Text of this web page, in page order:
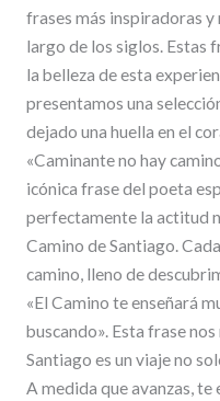
frases más inspiradoras
largo de los siglos. Estas
la belleza de esta
presentamos una
dejado una huella en el
«Caminante no hay
icónica frase del poeta
perfectamente la actitud
Camino de Santiago.
camino, lleno de
«El Camino te enseñará
buscando». Esta frase
Santiago es un viaje no
A medida que avanzas,